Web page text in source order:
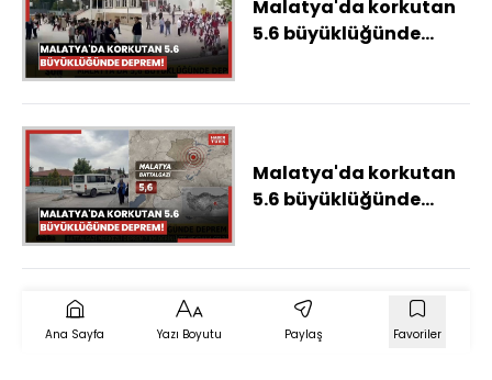
Malatya'da korkutan
5.6 büyüklüğünde
Malatya'da korkutan
5.6 büyüklüğünde
Ana Sayfa Yazı Boyutu Paylaş Favoriler